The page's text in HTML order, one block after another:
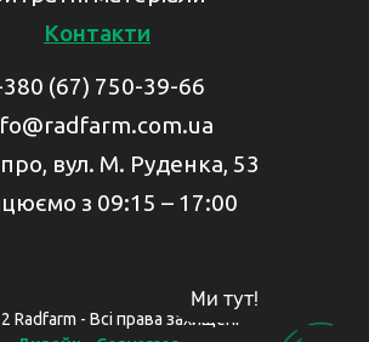
Контакти
(67) 750-39-66
вул. М. Руденка, 53
з 09:15 – 17:00
Radfarm - Всі права захищені
Ми тут!